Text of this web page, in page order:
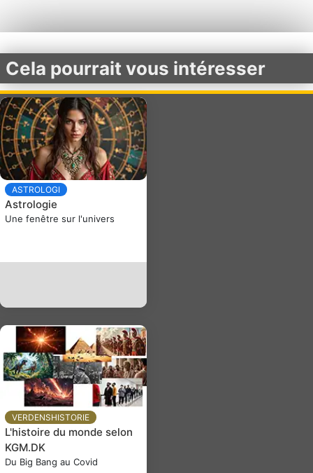
Cela pourrait vous intéresser
ASTROLOGI
Astrologie
Une fenêtre sur l'univers
VERDENSHISTORIE
L'histoire du monde selon
KGM.DK
Du Big Bang au Covid